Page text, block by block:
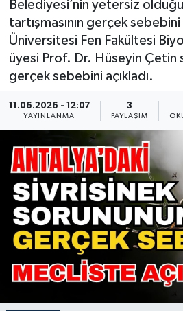
Belediyesi’nin yetersiz
tartışmasının gerçek
Üniversitesi Fen Fakültesi
üyesi Prof. Dr. Hüseyin Çetin
gerçek sebebini açıkladı.
11.06.2026 - 12:07
YAYINLANMA
3
PAYLAŞIM
Görüntülü Haber
Güncel
Kültür & Sanat
Magazin
Resmi İlan
Sağlık & Yaşam
Siyaset
Spor
Haber Arşivi